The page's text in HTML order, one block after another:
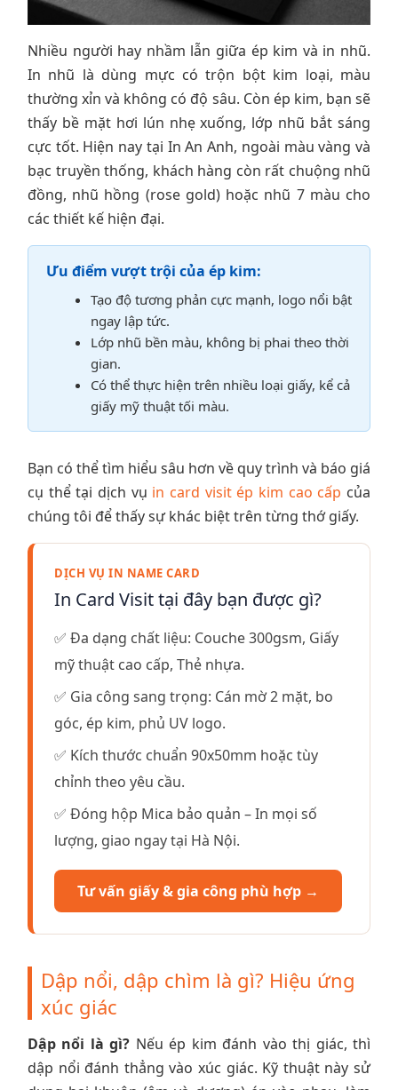
Nhiều người hay nhầm lẫn giữa ép kim và in nhũ.
In nhũ là dùng mực có trộn bột kim loại, màu
thường xỉn và không có độ sâu. Còn ép kim, bạn sẽ
thấy bề mặt hơi lún nhẹ xuống, lớp nhũ bắt sáng
cực tốt. Hiện nay tại In An Anh, ngoài màu vàng và
bạc truyền thống, khách hàng còn rất chuộng nhũ
đồng, nhũ hồng (rose gold) hoặc nhũ 7 màu cho
các thiết kế hiện đại.
Ưu điểm vượt trội của ép kim:
Tạo độ tương phản cực mạnh, logo nổi bật
ngay lập tức.
Lớp nhũ bền màu, không bị phai theo thời
gian.
Có thể thực hiện trên nhiều loại giấy, kể cả
giấy mỹ thuật tối màu.
Bạn có thể tìm hiểu sâu hơn về quy trình và báo giá
cụ thể tại dịch vụ in card visit ép kim cao cấp của
chúng tôi để thấy sự khác biệt trên từng thớ giấy.
DỊCH VỤ IN NAME CARD
In Card Visit tại đây bạn được gì?
✅ Đa dạng chất liệu: Couche 300gsm, Giấy
mỹ thuật cao cấp, Thẻ nhựa.
✅ Gia công sang trọng: Cán mờ 2 mặt, bo
góc, ép kim, phủ UV logo.
✅ Kích thước chuẩn 90x50mm hoặc tùy
chỉnh theo yêu cầu.
✅ Đóng hộp Mica bảo quản – In mọi số
lượng, giao ngay tại Hà Nội.
Tư vấn giấy & gia công phù hợp →
Dập nổi, dập chìm là gì? Hiệu ứng
xúc giác
Dập nổi là gì? Nếu ép kim đánh vào thị giác, thì
dập nổi đánh thẳng vào xúc giác. Kỹ thuật này sử